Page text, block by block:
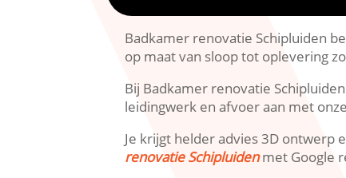
Badkamer renovatie Schipluiden
op maat van sloop tot oplevering
Bij Badkamer renovatie
leidingwerk en afvoer aan met
Je krijgt helder advies 3D ontwerp
renovatie Schipluidenmet Google